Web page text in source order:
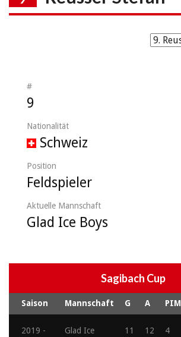
#
9
Nationalität
Schweiz
Position
Feldspieler
Aktuelle Mannschaft
Glad Ice Boys
Sagibach Cup
Saison Mannschaft G A PIM
2019 -
Glad Ice
11 12 4